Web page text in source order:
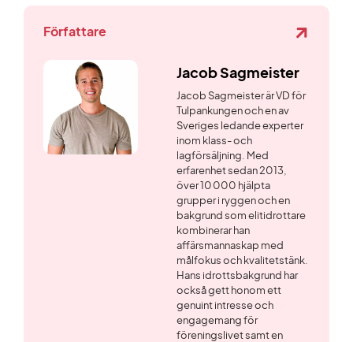
Författare
Jacob Sagmeister
Jacob Sagmeister är VD för
Tulpankungen och en av
Sveriges ledande experter
inom klass- och
lagförsäljning. Med
erfarenhet sedan 2013,
över 10 000 hjälpta
grupper i ryggen och en
bakgrund som elitidrottare
kombinerar han
affärsmannaskap med
målfokus och kvalitetstänk.
Hans idrottsbakgrund har
också gett honom ett
genuint intresse och
engagemang för
föreningslivet samt en